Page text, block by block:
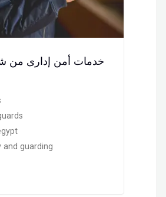
خدمات أمن إدارى من
and guarding